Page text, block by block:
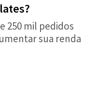
250 mil pedidos
sua renda